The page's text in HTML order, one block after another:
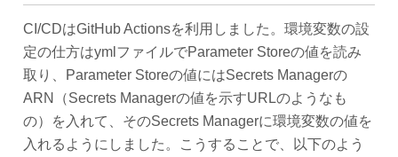
CI/CDはGitHub Actionsを利用しました。環境変数の設
定の仕方はymlファイルでParameter Storeの値を読み
取り、Parameter Storeの値にはSecrets Managerの
ARN（Secrets Managerの値を示すURLのようなも
の）を入れて、そのSecrets Managerに環境変数の値を
入れるようにしました。こうすることで、以下のよう